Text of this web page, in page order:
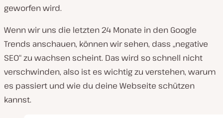
geworfen wird.
Wenn wir uns die letzten 24 Monate in den Google
Trends anschauen, können wir sehen, dass „negative
SEO“ zu wachsen scheint. Das wird so schnell nicht
verschwinden, also ist es wichtig zu verstehen, warum
es passiert und wie du deine Webseite schützen
kannst.